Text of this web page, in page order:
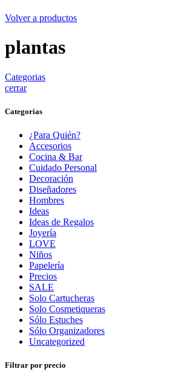
Volver a productos
plantas
Categorias
cerrar
Categorias
¿Para Quién?
Accesorios
Cocina & Bar
Cuidado Personal
Decoración
Diseñadores
Hombres
Ideas
Ideas de Regalos
Joyería
LOVE
Niños
Papelería
Precios
SALE
Solo Cartucheras
Solo Cosmetiqueras
Sólo Estuches
Sólo Organizadores
Uncategorized
Filtrar por precio